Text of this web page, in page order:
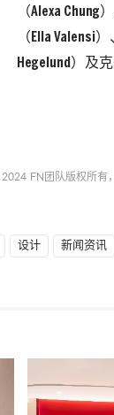
（Alexa
（Ella Valensi
Hegelund）及
FN团队 版权所有
设计 新闻资讯